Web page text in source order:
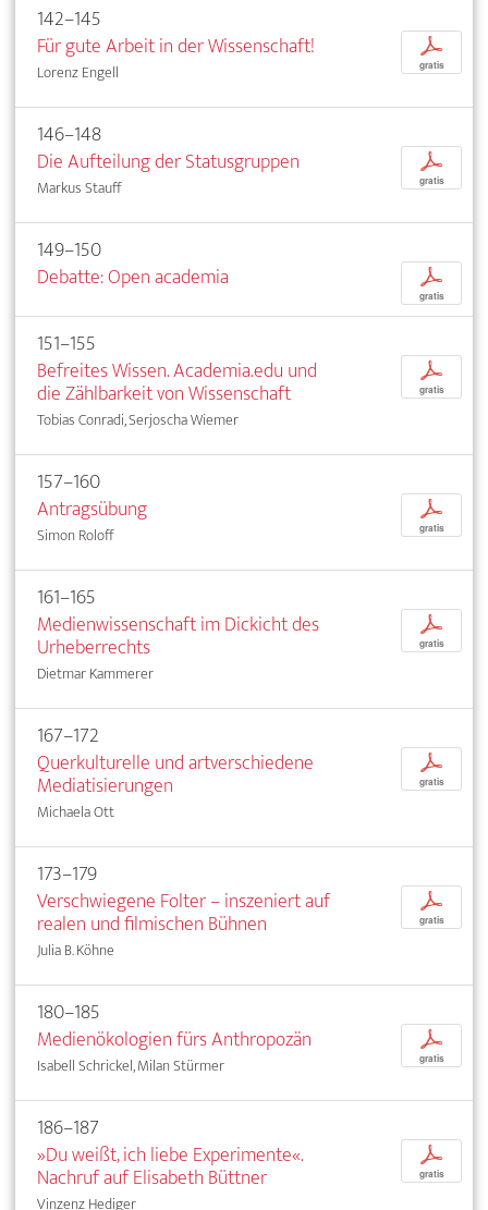
142–145
Für gute Arbeit in der Wissenschaft!
Lorenz Engell
p
gratis
146–148
Die Aufteilung der Statusgruppen
Markus Stauff
p
gratis
149–150
Debatte: Open academia
p
gratis
151–155
Befreites Wissen. Academia.edu und
die Zählbarkeit von Wissenschaft
Tobias Conradi, Serjoscha Wiemer
p
gratis
157–160
Antragsübung
Simon Roloff
p
gratis
161–165
Medienwissenschaft im Dickicht des
Urheberrechts
Dietmar Kammerer
p
gratis
167–172
Querkulturelle und artverschiedene
Mediatisierungen
Michaela Ott
p
gratis
173–179
Verschwiegene Folter – inszeniert auf
realen und filmischen Bühnen
Julia B. Köhne
p
gratis
180–185
Medienökologien fürs Anthropozän
Isabell Schrickel, Milan Stürmer
p
gratis
186–187
»Du weißt, ich liebe Experimente«.
Nachruf auf Elisabeth Büttner
Vinzenz Hediger
p
gratis